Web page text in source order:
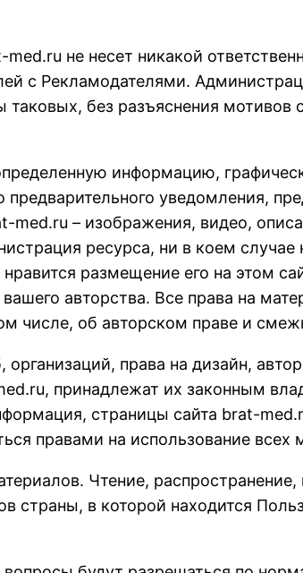
не несет никакой
с Рекламодателями.
без разъяснения мотивов
информацию,
уведомления,
med.ru – изображения, видео,
ресурса, ни в коем случае
размещение его на этом
авторства. Все права на
числе, об авторском праве и
права на дизайн,
принадлежат их законным
страницы сайта brat-
правами на использование
Чтение,
страны, в которой находится